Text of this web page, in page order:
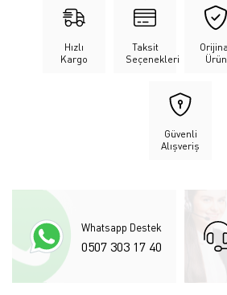
Hızlı
Kargo
Taksit
Seçenekleri
Ürün
Güvenli
Alışveriş
Whatsapp Destek
0507 303 17 40